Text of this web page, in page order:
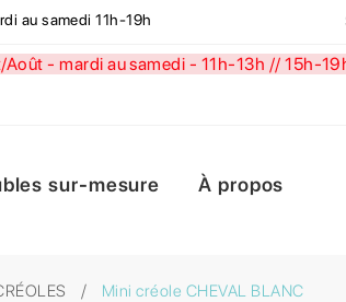
au samedi 11h-19h
Août - mardi au samedi - 11h-13h // 15h-
sur-mesure À propos
Mini créole CHEVAL BLANC